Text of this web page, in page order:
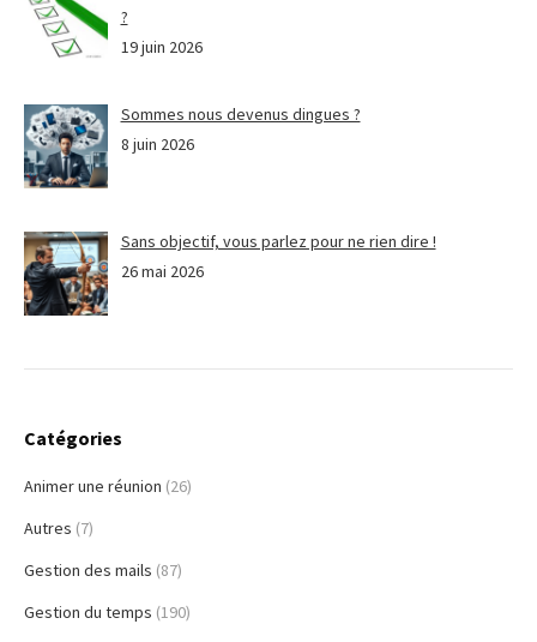
?
19 juin 2026
Sommes nous devenus dingues ?
8 juin 2026
Sans objectif, vous parlez pour ne rien dire !
26 mai 2026
Catégories
Animer une réunion (26)
Autres (7)
Gestion des mails (87)
Gestion du temps (190)